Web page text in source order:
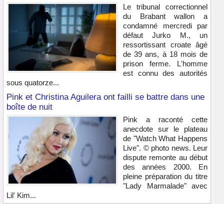
Le tribunal correctionnel
du Brabant wallon a
condamné mercredi par
défaut Jurko M., un
ressortissant croate âgé
de 39 ans, à 18 mois de
prison ferme. L'homme
est connu des autorités
sous quatorze...
Pink et Christina Aguilera ont failli se battre dans une
boîte de nuit
Pink a raconté cette
anecdote sur le plateau
de "Watch What Happens
Live". © photo news. Leur
dispute remonte au début
des années 2000. En
pleine préparation du titre
"Lady Marmalade" avec
Lil' Kim...